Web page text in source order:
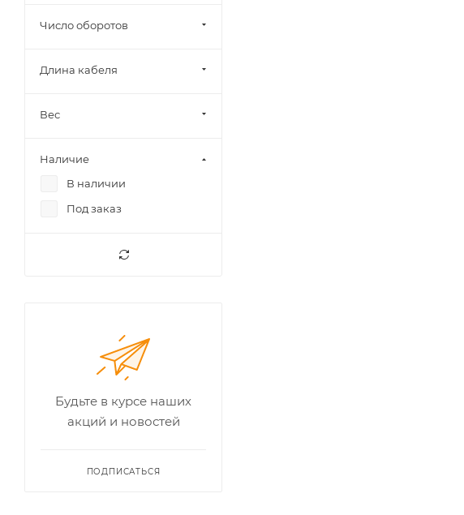
Число оборотов
Длина кабеля
Вес
Наличие
В наличии
Под заказ
Будьте в курсе наших
акций и новостей
ПОДПИСАТЬСЯ